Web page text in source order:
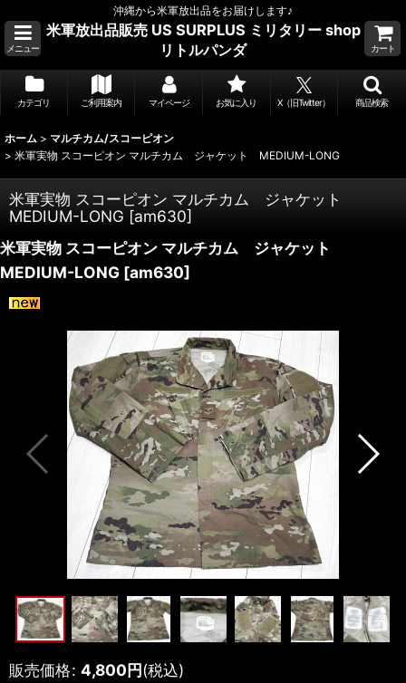
沖縄から米軍放出品をお届けします♪
メニュー
米軍放出品販売 US SURPLUS ミリタリー shop
リトルパンダ
カート
カテゴリ ご利用案内 マイページ お気に入り X（旧Twitter） 商品検索
ホーム > マルチカム/スコーピオン
> 米軍実物 スコーピオン マルチカム ジャケット MEDIUM-LONG
米軍実物 スコーピオン マルチカム ジャケット
MEDIUM-LONG [am630]
米軍実物 スコーピオン マルチカム ジャケット
MEDIUM-LONG [am630]
販売価格: 4,800円(税込)